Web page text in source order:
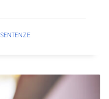
SENTENZE